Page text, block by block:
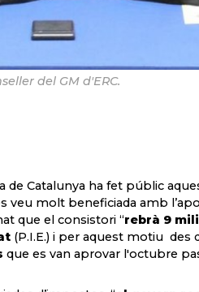
del GM d'ERC.
de Catalunya ha fet públic
veu molt beneficiada amb
que el consistori “rebrà 9
(P.I.E.) i per aquest motiu des
que es van aprovar l'octubre